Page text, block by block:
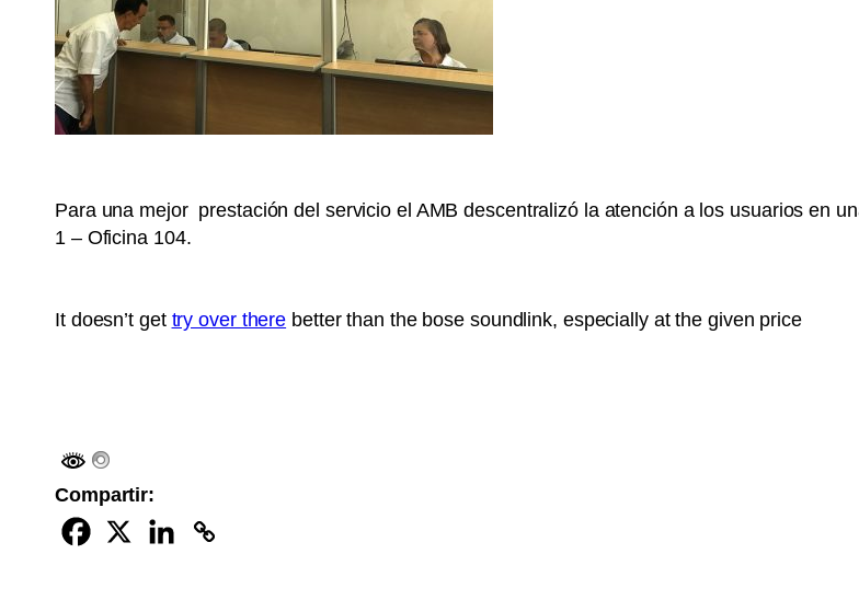
Para una mejor prestación del servicio el AMB descentralizó la atención a los usuarios en
1 – Oficina 104.
It doesn’t get try over there better than the bose soundlink, especially at the given price
Compartir: